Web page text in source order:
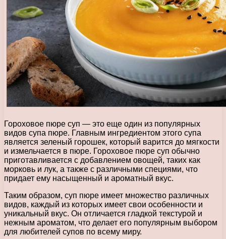
Гороховое пюре суп — это еще один из популярных
видов супа пюре. Главным ингредиентом этого супа
является зеленый горошек, который варится до мягкости
и измельчается в пюре. Гороховое пюре суп обычно
приготавливается с добавлением овощей, таких как
морковь и лук, а также с различными специями, что
придает ему насыщенный и ароматный вкус.
Таким образом, суп пюре имеет множество различных
видов, каждый из которых имеет свои особенности и
уникальный вкус. Он отличается гладкой текстурой и
нежным ароматом, что делает его популярным выбором
для любителей супов по всему миру.